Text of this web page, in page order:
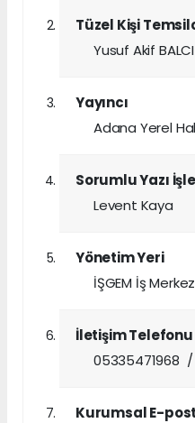
Tüzel Kişi
Yusuf Akif BALCI
Yayıncı
Adana Yerel
Sorumlu Yazı
Levent Kaya
Yönetim Yeri
İŞGEM İş
İletişim Telefonu
05335471968 /
Kurumsal E-